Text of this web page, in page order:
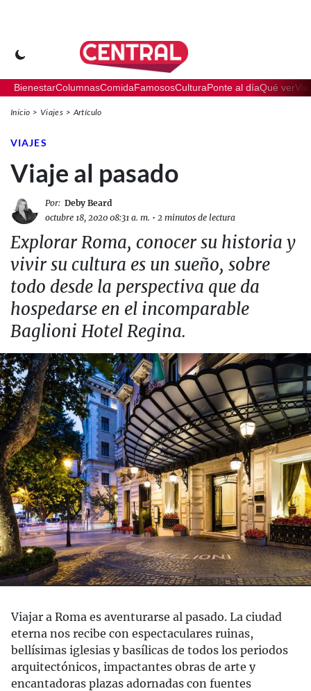
BienestarColumnasComidaFamososCulturaPonte al díaQué ver
Inicio Viajes Artículo
VIAJES
Viaje al pasado
Por: Deby Beard
octubre 18, 2020 08:31 a. m. • 2 minutos de lectura
Explorar Roma, conocer su historia y
vivir su cultura es un sueño, sobre
todo desde la perspectiva que da
hospedarse en el incomparable
Baglioni Hotel Regina.
Viajar a Roma es aventurarse al pasado. La ciudad
eterna nos recibe con espectaculares ruinas,
bellísimas iglesias y basílicas de todos los periodos
arquitectónicos, impactantes obras de arte y
encantadoras plazas adornadas con fuentes